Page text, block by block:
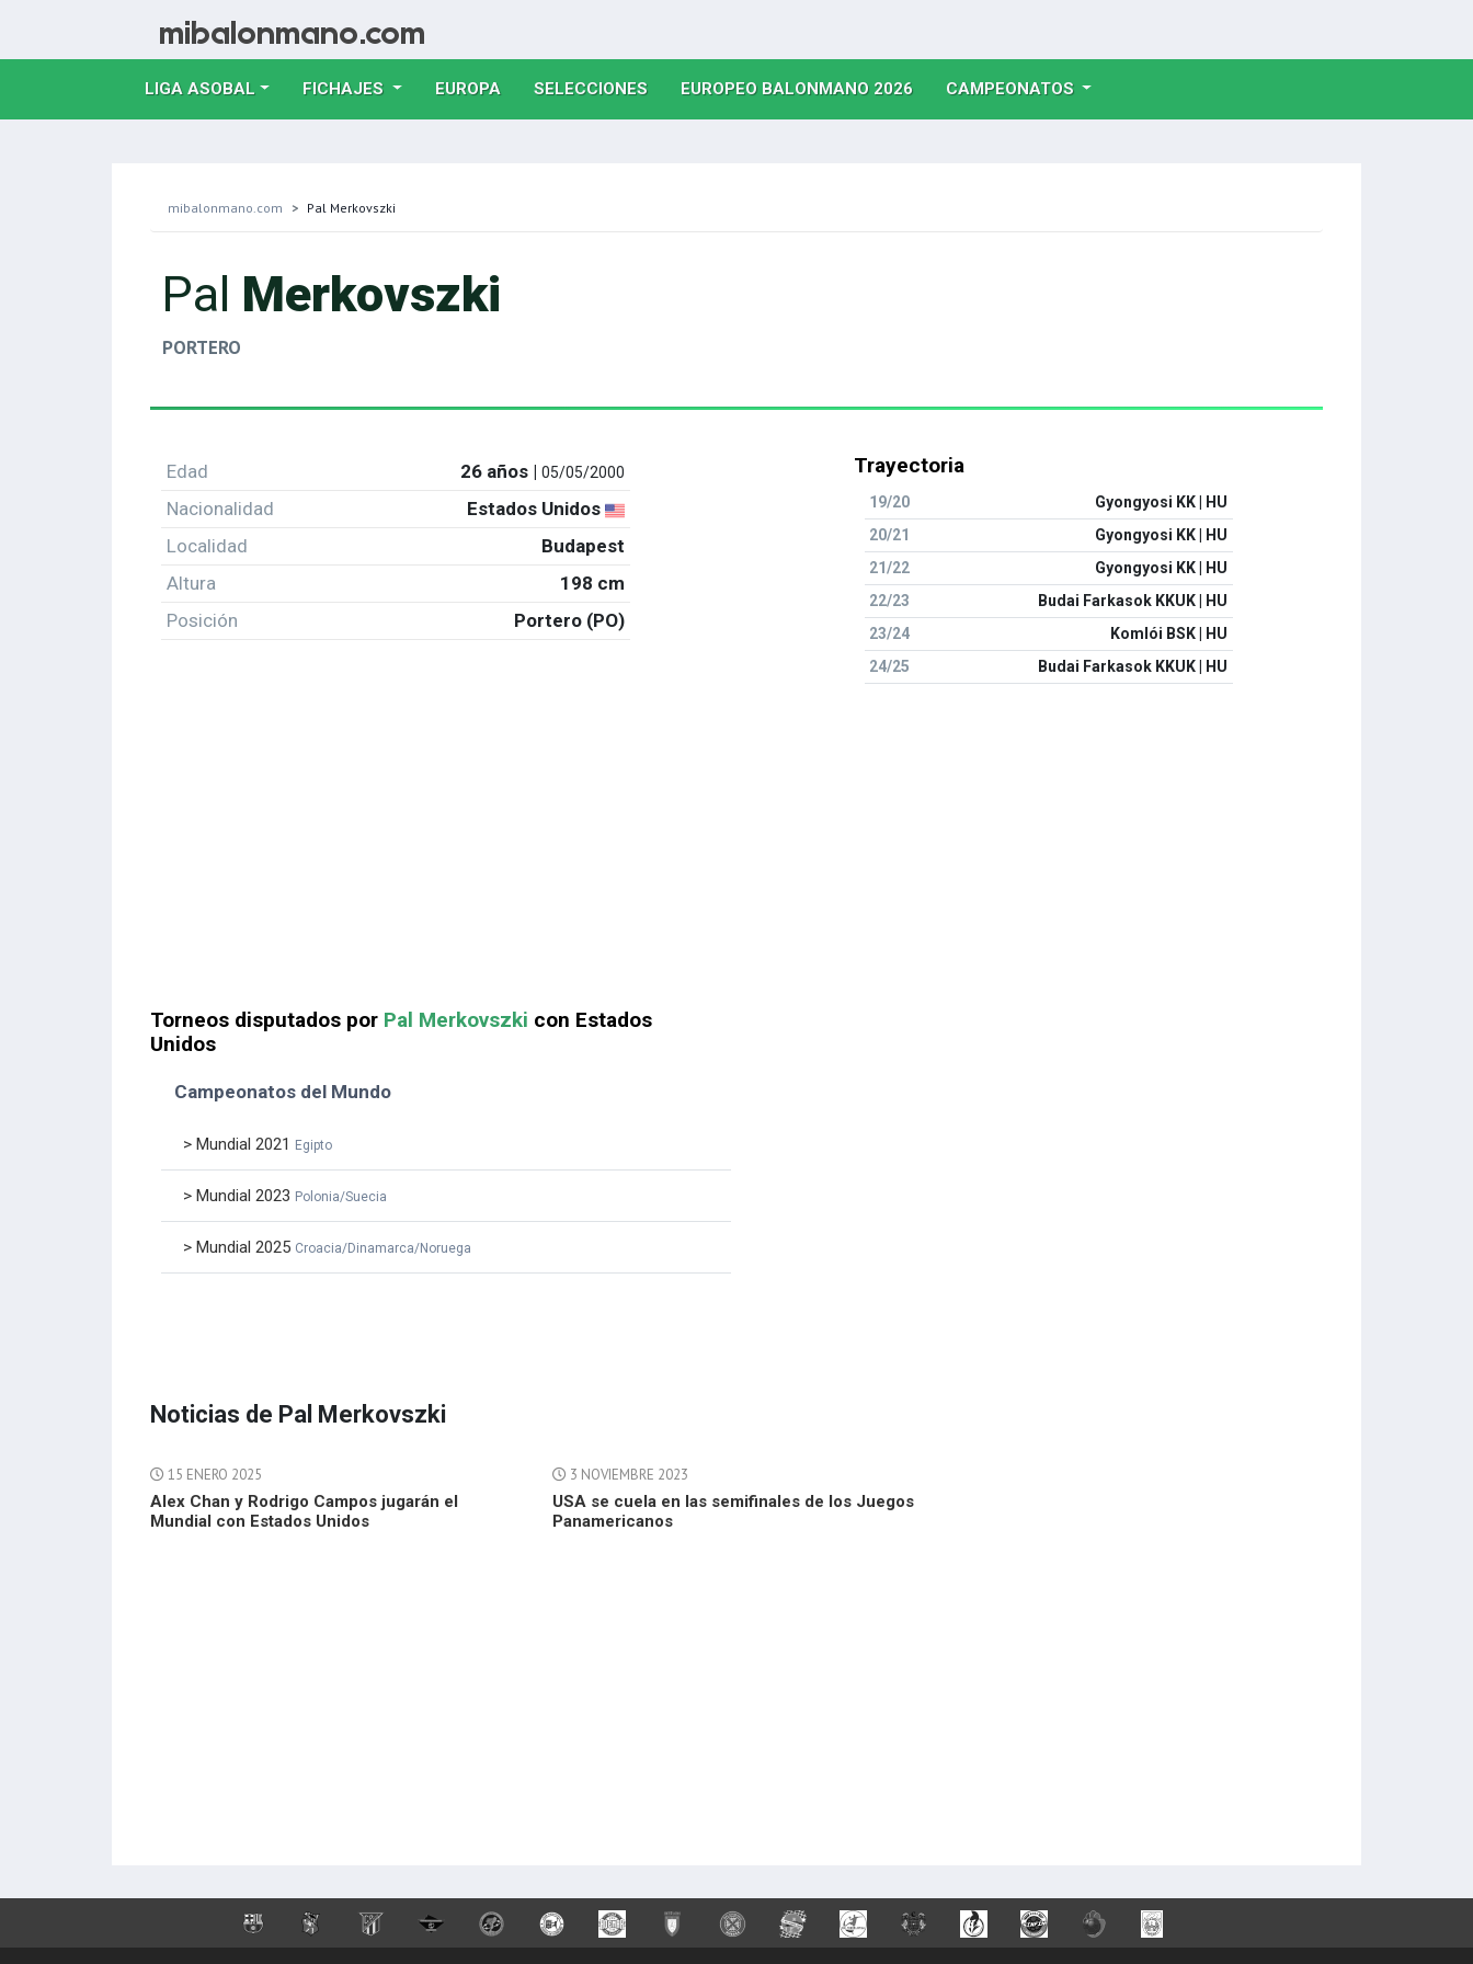
LIGA ASOBAL FICHAJES EUROPA(CURRENT)
SELECCIONES(CURRENT)
EUROPEO BALONMANO 2026(CURRENT)
CAMPEONATOS
mibalonmano.com Pal Merkovszki
Pal Merkovszki
PORTERO
Edad 26 años |05/05/2000
Nacionalidad
Estados Unidos
Localidad
Budapest
Altura
198 cm
Posición
Portero (PO)
Trayectoria
19/20
Gyongyosi KK | HU
20/21
Gyongyosi KK | HU
21/22
Gyongyosi KK | HU
22/23
Budai Farkasok KKUK | HU
23/24
Komlói BSK | HU
24/25
Budai Farkasok KKUK | HU
Torneos disputados por Pal Merkovszki con Estados
Unidos
Campeonatos del Mundo
> Mundial 2021 Egipto
> Mundial 2023 Polonia/Suecia
> Mundial 2025 Croacia/Dinamarca/Noruega
Noticias de Pal Merkovszki
15 ENERO 2025
Alex Chan y Rodrigo Campos jugarán el
Mundial con Estados Unidos
3 NOVIEMBRE 2023
USA se cuela en las semifinales de los Juegos
Panamericanos